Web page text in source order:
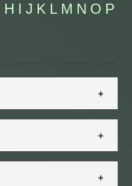
H I J K L M N O P